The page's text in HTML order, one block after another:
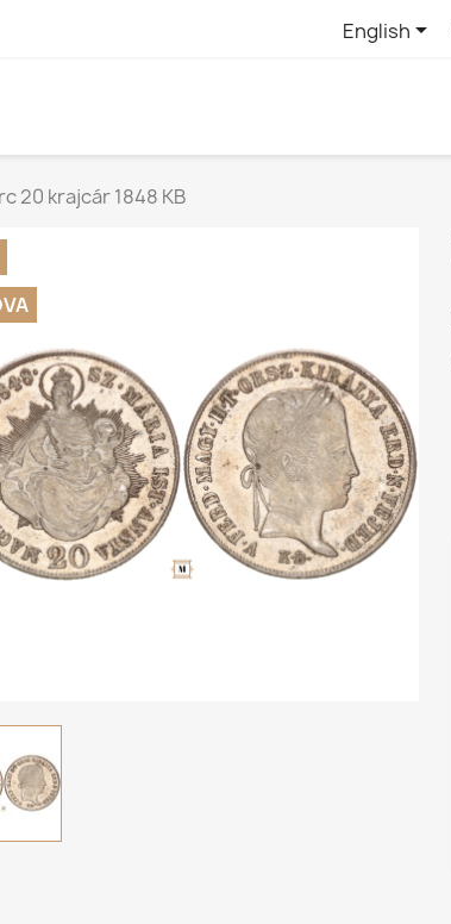
English
20 krajcár 1848 KB